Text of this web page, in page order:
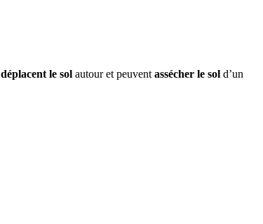
déplacent le sol autour et peuvent assécher le sol d’un